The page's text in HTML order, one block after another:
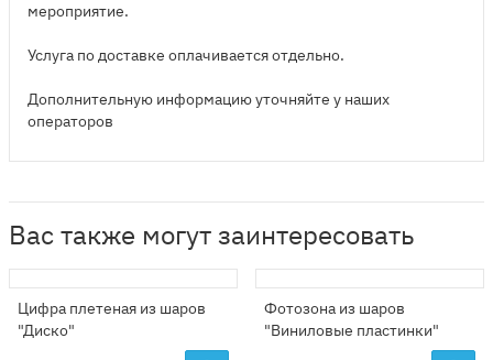
мероприятие.
Услуга по доставке оплачивается отдельно.
Дополнительную информацию уточняйте у наших
операторов
Вас также могут заинтересовать
Цифра плетеная из шаров
"Диско"
Фотозона из шаров
"Виниловые пластинки"